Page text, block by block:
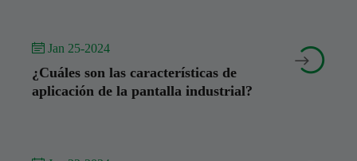
 Jan 25-2024
¿Cuáles son las características de
aplicación de la pantalla industrial?

